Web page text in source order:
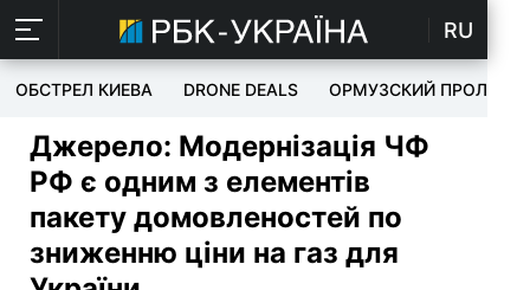
RU
ОБСТРЕЛ КИЕВА DRONE DEALS ОРМУЗСКИЙ ПРОЛИВ
Джерело: Модернізація ЧФ
РФ є одним з елементів
пакету домовленостей по
зниженню ціни на газ для